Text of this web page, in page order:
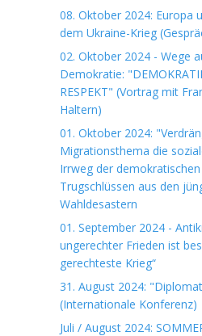
08. Oktober 2024: Europa
dem Ukraine-Krieg
02. Oktober 2024 - Wege
Demokratie:
RESPEKT" (Vortrag mit
Haltern)
01. Oktober 2024:
Migrationsthema die
Irrweg der
Trugschlüssen aus den
Wahldesastern
01. September 2024 -
ungerechter Frieden ist
gerechteste Krieg“
31. August 2024:
(Internationale Konferenz)
Juli / August 2024: